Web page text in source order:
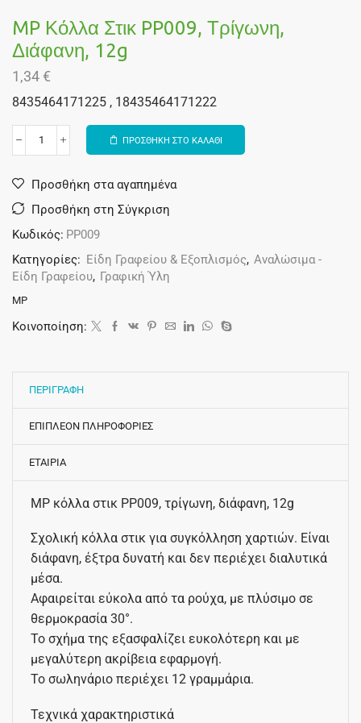
MP Κόλλα Στικ PP009, Τρίγωνη,
Διάφανη, 12g
1,34 €
8435464171225 , 18435464171222
ΠΡΟΣΘΗΚΗ ΣΤΟ ΚΑΛΑΘΙ
Προσθήκη στα αγαπημένα
Προσθήκη στη Σύγκριση
Κωδικός: PP009
Κατηγορίες: Είδη Γραφείου & Εξοπλισμός, Αναλώσιμα -
Είδη Γραφείου, Γραφική Ύλη
MP
Κοινοποίηση:
ΠΕΡΙΓΡΑΦΗ
ΕΠΙΠΛΕΟΝ ΠΛΗΡΟΦΟΡΙΕΣ
ΕΤΑΙΡΙΑ
MP κόλλα στικ PP009, τρίγωνη, διάφανη, 12g
Σχολική κόλλα στικ για συγκόλληση χαρτιών. Είναι
διάφανη, έξτρα δυνατή και δεν περιέχει διαλυτικά
μέσα.
Αφαιρείται εύκολα από τα ρούχα, με πλύσιμο σε
θερμοκρασία 30°.
Το σχήμα της εξασφαλίζει ευκολότερη και με
μεγαλύτερη ακρίβεια εφαρμογή.
Το σωληνάριο περιέχει 12 γραμμάρια.
Τεχνικά χαρακτηριστικά